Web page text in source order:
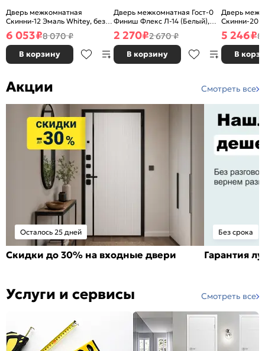
Дверь межкомнатная
Скинни-12 Эмаль Whitey, без
декора, глухая, без стекла,
без кромки, скиновая
6 053₽8 070 ₽
В корзину
Дверь межкомнатная Гост-0
Финиш Флекс Л-14 (Белый),
глухая, каркасно-щитовая
2 270₽2 670 ₽
В корзину
Дверь
Скинни-20
декора,
без кромки,
5 246₽8
В
Акции Смотреть все
Осталось 25 дней
Скидки до 30% на входные двери
Без срока
Гарантия
Услуги и сервисы Смотреть все